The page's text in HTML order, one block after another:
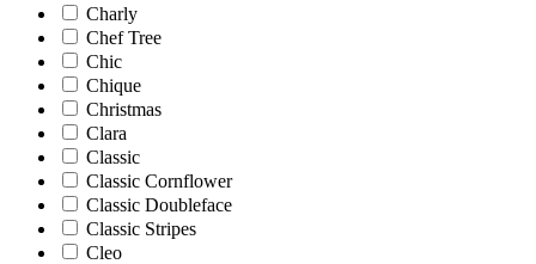
Charly
Chef Tree
Chic
Chique
Christmas
Clara
Classic
Classic Cornflower
Classic Doubleface
Classic Stripes
Cleo